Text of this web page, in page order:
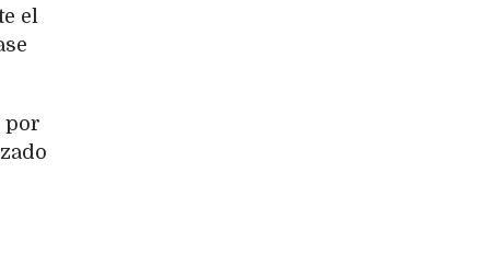
el
por